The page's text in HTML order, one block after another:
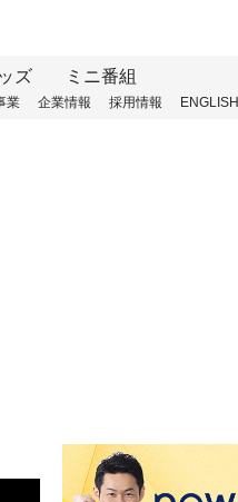
ズ ミニ番組
業 企業情報 採用情報 ENGLISH